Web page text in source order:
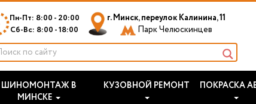
Пн-Пт: 8:00 - 20:00
Сб-Вс: 8:00 - 18:00
г. Минск, переулок Калинина, 11
Парк Челюскинцев
ШИНОМОНТАЖ В
МИНСКЕ
КУЗОВНОЙ РЕМОНТ ПОКРАСКА